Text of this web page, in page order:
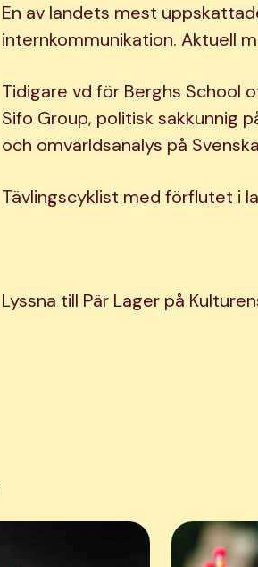
En av landets mest
internkommunikation. Aktuell
Tidigare vd för Berghs School
Sifo Group, politisk sakkunnig
och omvärldsanalys på
Tävlingscyklist med förflutet i
Lyssna till Pär Lager på